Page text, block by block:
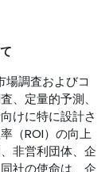
場調査およびコ
、定量的予測、
けに特に設計さ
（ROI）の向上
非営利団体、企
社の使命は、企